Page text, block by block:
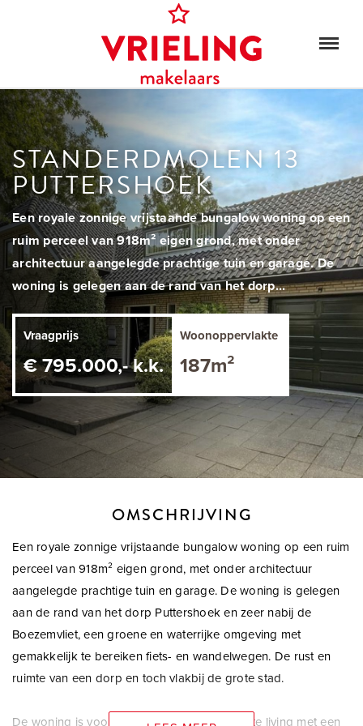
STANDERDMOLEN 13
PUTTERSHOEK
Een royale zonnige vrijstaande bungalow woning op een
ruim perceel van 918m² eigen grond, met onder
architectuur aangelegde prachtige tuin en garage. De
woning is gelegen aan de rand van het dorp...
Vraagprijs
€ 795.000,- k.k.
Woonoppervlakte
187m²
OMSCHRIJVING
Een royale zonnige vrijstaande bungalow woning op een ruim
perceel van 918m² eigen grond, met onder architectuur
aangelegde prachtige tuin en garage. De woning is gelegen
aan de rand van het dorp Puttershoek en zeer nabij de
Boezemvliet, een groene en waterrijke omgeving met
gemakkelijk te bereiken fiets- en wandelwegen. De rust en
ruimte van een dorp en toch vlakbij de grote stad.
De woning is voorzien van een ruime en lichte living met een